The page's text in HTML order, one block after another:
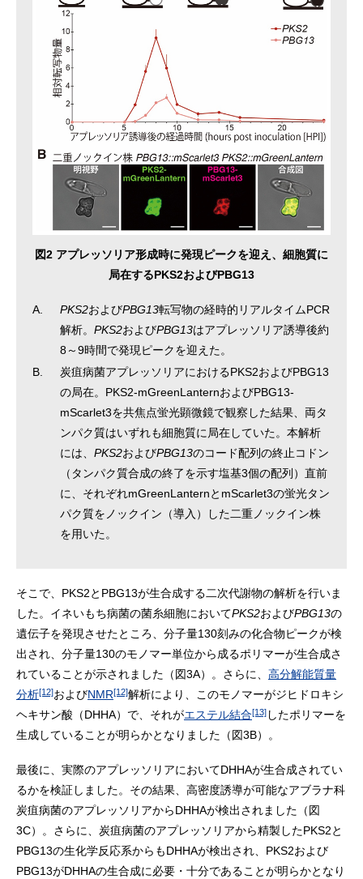
図2 アプレッソリア形成時に発現ピークを迎え、細胞質に
局在するPKS2およびPBG13
A. PKS2およびPBG13転写物の経時的リアルタイムPCR
解析。 PKS2およびPBG13はアプレッソリア誘導後約
8～9時間で発現ピークを迎えた。
B.
炭疽病菌アプレッソリアにおけるPKS2およびPBG13
の局在。PKS2-mGreenLanternおよびPBG13-
mScarlet3を共焦点蛍光顕微鏡で観察した結果、両タ
ンパク質はいずれも細胞質に局在していた。本解析
には、 PKS2およびPBG13のコード配列の終止コドン
（タンパク質合成の終了を示す塩基3個の配列）直前
に、それぞれmGreenLanternとmScarlet3の蛍光タン
パク質をノックイン（導入）した二重ノックイン株
を用いた。
そこで、PKS2とPBG13が生合成する二次代謝物の解析を行いま
した。イネいもち病菌の菌糸細胞においてPKS2およびPBG13の
遺伝子を発現させたところ、分子量130刻みの化合物ピークが検
出され、分子量130のモノマー単位から成るポリマーが生合成さ
れていることが示されました（図3A）。さらに、 高分解能質量
分析[12]およびNMR[12]解析により、このモノマーがジヒドロキシ
ヘキサン酸（DHHA）で、それがエステル結合[13] したポリマーを
生成していることが明らかとなりました（図3B）。
最後に、実際のアプレッソリアにおいてDHHAが生合成されてい
るかを検証しました。その結果、高密度誘導が可能なアブラナ科
炭疽病菌のアプレッソリアからDHHAが検出されました（図
3C）。さらに、炭疽病菌のアプレッソリアから精製したPKS2と
PBG13の生化学反応系からもDHHAが検出され、PKS2および
PBG13がDHHAの生合成に必要・十分であることが明らかとなり